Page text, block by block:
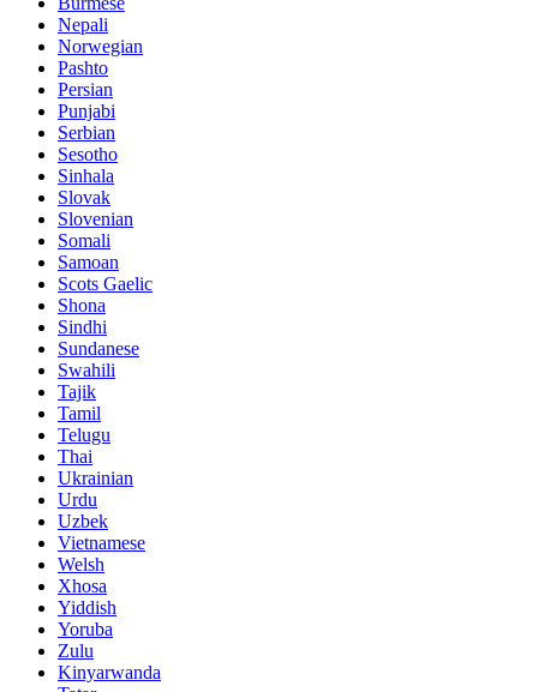
Nepali
Norwegian
Pashto
Persian
Punjabi
Serbian
Sesotho
Sinhala
Slovak
Slovenian
Somali
Samoan
Scots Gaelic
Shona
Sindhi
Sundanese
Swahili
Tajik
Tamil
Telugu
Thai
Ukrainian
Urdu
Uzbek
Vietnamese
Welsh
Xhosa
Yiddish
Yoruba
Zulu
Kinyarwanda